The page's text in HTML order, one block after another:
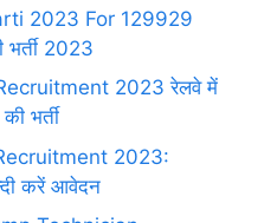
2023 For 129929
भर्ती 2023
2023 रेलवे में
भर्ती
2023:
करें आवेदन